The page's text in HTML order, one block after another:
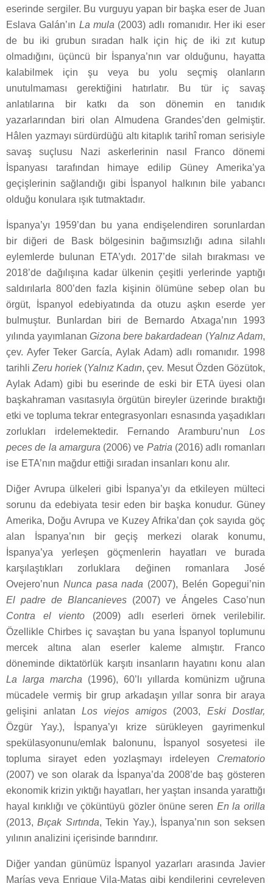
eserinde sergiler. Bu vurguyu yapan bir başka eser de Juan
Eslava Galán’ın La mula(2003) adlı romanıdır. Her iki eser
de bu iki grubun sıradan halk için hiç de iki zıt kutup
olmadığını, üçüncü bir İspanya’nın var olduğunu, hayatta
kalabilmek için şu veya bu yolu seçmiş olanların
unutulmaması gerektiğini hatırlatır. Bu tür iç savaş
anlatılarına bir katkı da son dönemin en tanıdık
yazarlarından biri olan Almudena Grandes’den gelmiştir.
Hâlen yazmayı sürdürdüğü altı kitaplık tarihî roman serisiyle
savaş suçlusu Nazi askerlerinin nasıl Franco dönemi
İspanyası tarafından himaye edilip Güney Amerika’ya
geçişlerinin sağlandığı gibi İspanyol halkının bile yabancı
olduğu konulara ışık tutmaktadır.
İspanya’yı 1959’dan bu yana endişelendiren sorunlardan
bir diğeri de Bask bölgesinin bağımsızlığı adına silahlı
eylemlerde bulunan ETA’ydı. 2017’de silah bırakması ve
2018’de dağılışına kadar ülkenin çeşitli yerlerinde yaptığı
saldırılarla 800’den fazla kişinin ölümüne sebep olan bu
örgüt, İspanyol edebiyatında da otuzu aşkın eserde yer
bulmuştur. Bunlardan biri de Bernardo Atxaga’nın 1993
yılında yayımlananGizona bere bakardadean (Yalnız Adam,
çev. Ayfer Teker García, Aylak Adam) adlı romanıdır. 1998
tarihliZeru horiek (Yalnız Kadın, çev. Mesut Özden Gözütok,
Aylak Adam) gibi bu eserinde de eski bir ETA üyesi olan
başkahraman vasıtasıyla örgütün bireyler üzerinde bıraktığı
etki ve topluma tekrar entegrasyonları esnasında yaşadıkları
zorlukları irdelemektedir. Fernando Aramburu’nun Los
peces de la amargura (2006) ve Patria(2016) adlı romanları
ise ETA’nın mağdur ettiği sıradan insanları konu alır.
Diğer Avrupa ülkeleri gibi İspanya’yı da etkileyen mülteci
sorunu da edebiyata tesir eden bir başka konudur. Güney
Amerika, Doğu Avrupa ve Kuzey Afrika’dan çok sayıda göç
alan İspanya’nın bir geçiş merkezi olarak konumu,
İspanya’ya yerleşen göçmenlerin hayatları ve burada
karşılaştıkları zorluklara değinen romanlara José
Ovejero’nun Nunca pasa nada (2007), Belén Gopegui’nin
El padre de Blancanieves (2007) ve Ángeles Caso’nun
Contra el viento (2009) adlı eserleri örnek verilebilir.
Özellikle Chirbes iç savaştan bu yana İspanyol toplumunu
mercek altına alan eserler kaleme almıştır. Franco
döneminde diktatörlük karşıtı insanların hayatını konu alan
La larga marcha (1996), 60’lı yıllarda komünizm uğruna
mücadele vermiş bir grup arkadaşın yıllar sonra bir araya
gelişini anlatanLos viejos amigos (2003, Eski Dostlar,
Özgür Yay.), İspanya’yı krize sürükleyen gayrimenkul
spekülasyonunu/emlak balonunu, İspanyol sosyetesi ile
topluma sirayet eden yozlaşmayı irdeleyen Crematorio
(2007) ve son olarak da İspanya’da 2008’de baş gösteren
ekonomik krizin yıktığı hayatları, her yaştan insanda yarattığı
hayal kırıklığı ve çöküntüyü gözler önüne seren En la orilla
(2013, Bıçak Sırtında, Tekin Yay.), İspanya’nın son seksen
yılının analizini içerisinde barındırır.
Diğer yandan günümüz İspanyol yazarları arasında Javier
Marías veya Enrique Vila-Matas gibi kendilerini çevreleyen